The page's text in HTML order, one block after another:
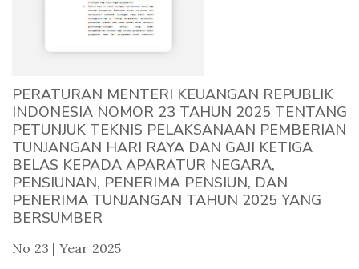
PERATURAN MENTERI KEUANGAN REPUBLIK
INDONESIA NOMOR 23 TAHUN 2025 TENTANG
PETUNJUK TEKNIS PELAKSANAAN PEMBERIAN
TUNJANGAN HARI RAYA DAN GAJI KETIGA
BELAS KEPADA APARATUR NEGARA,
PENSIUNAN, PENERIMA PENSIUN, DAN
PENERIMA TUNJANGAN TAHUN 2025 YANG
BERSUMBER
No 23 | Year 2025